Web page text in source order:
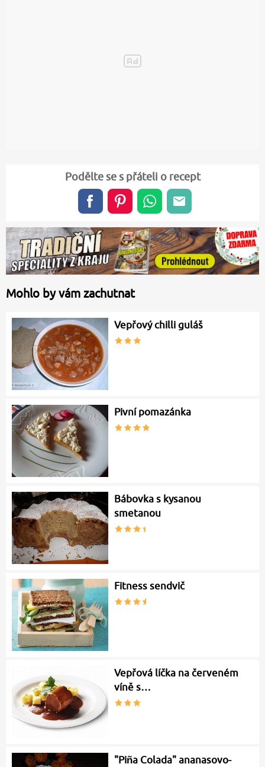
Podělte se s přáteli o recept
Mohlo by vám zachutnat
Vepřový chilli guláš
Pivní pomazánka
Bábovka s kysanou
smetanou
Fitness sendvič
Vepřová líčka na červeném
víně s…
"Piña Colada" ananasovo-